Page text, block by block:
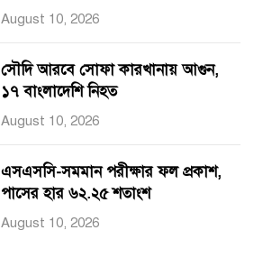
August 10, 2026
সৌদি আরবে সোফা কারখানায় আগুন,
১৭ বাংলাদেশি নিহত
August 10, 2026
এসএসসি-সমমান পরীক্ষার ফল প্রকাশ,
পাসের হার ৬২.২৫ শতাংশ
August 10, 2026